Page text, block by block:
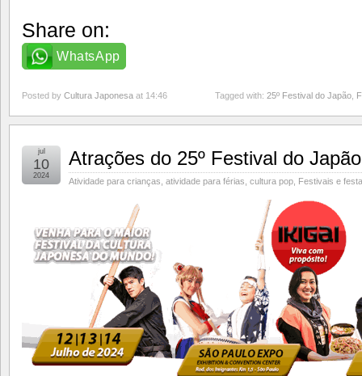
Share on:
WhatsApp
Posted by Cultura Japonesa at 14:46 Tagged with: 25º Festival do Japão
Atrações do 25º Festival do
Atividade para crianças atividade para férias cultura pop Festivais e
jul
10
2024